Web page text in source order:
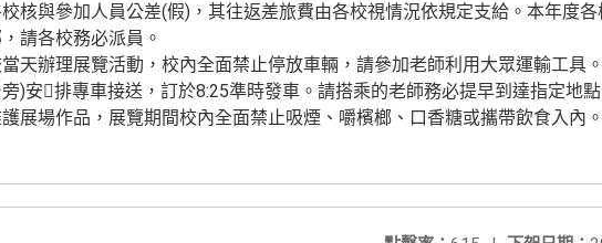
核與參加人員公差(假)，其往返差旅費由各校視情況依規定支給。本年度
請各校務必派員。
天辦理展覽活動，校內全面禁止停放車輛，請參加老師利用大眾運輸工具
)安排專車接送，訂於8:25準時發車。請搭乘的老師務必提早到達指定地點
展場作品，展覽期間校內全面禁止吸煙、嚼檳榔、口香糖或攜帶飲食入內